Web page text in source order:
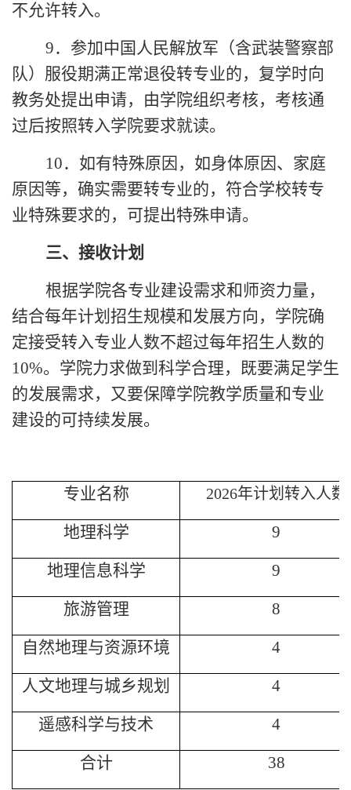
不允许转入。
9． 参加中国人民解放军（含武装警察部
队）服役期满正常退役转专业的，复学时向
教务处提出申请，由学院组织考核，考核通
过后按照转入学院要求就读。
10． 如有特殊原因，如身体原因、家庭
原因等，确实需要转专业的，符合学校转专
业特殊要求的，可提出特殊申请。
三、接收计划
根据学院各专业建设需求和师资力量，
结合每年计划招生规模和发展方向，学院确
定接受转入专业人数不超过每年招生人数的
10%。学院力求做到科学合理，既要满足学生
的发展需求，又要保障学院教学质量和专业
建设的可持续发展。
专业名称 2026年计划转入人数
地理科学 9
地理信息科学 9
旅游管理 8
自然地理与资源环境 4
人文地理与城乡规划 4
遥感科学与技术 4
合计 38